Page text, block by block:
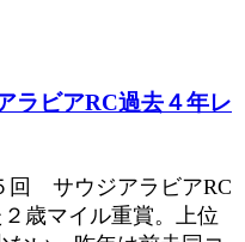
ラビアRC過去４年レ
回 サウジアラビアRC
歳マイル重賞。上位